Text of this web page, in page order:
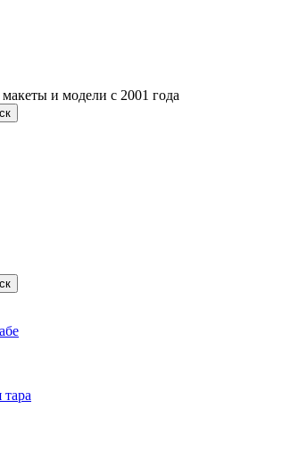
и модели с 2001 года
тара